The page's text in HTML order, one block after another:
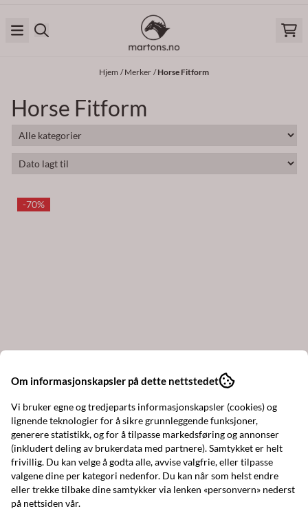
Hjem /Merker /Horse Fitform
Horse Fitform
-70%
Om informasjonskapsler på dette nettstedet
Vi bruker egne og tredjeparts informasjonskapsler (cookies) og
lignende teknologier for å sikre grunnleggende funksjoner,
generere statistikk, og for å tilpasse markedsføring og annonser
(inkludert deling av brukerdata med partnere). Samtykket er helt
frivillig. Du kan velge å godta alle, avvise valgfrie, eller tilpasse
valgene dine per kategori nedenfor. Du kan når som helst endre
eller trekke tilbake dine samtykker via lenken «personvern» nederst
på nettsiden vår.